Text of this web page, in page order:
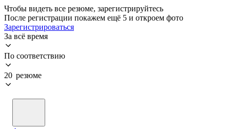
Чтобы видеть все резюме, зарегистрируйтесь
После регистрации покажем ещё 5 и откроем фото
Зарегистрироваться
За всё время
По соответствию
20 резюме